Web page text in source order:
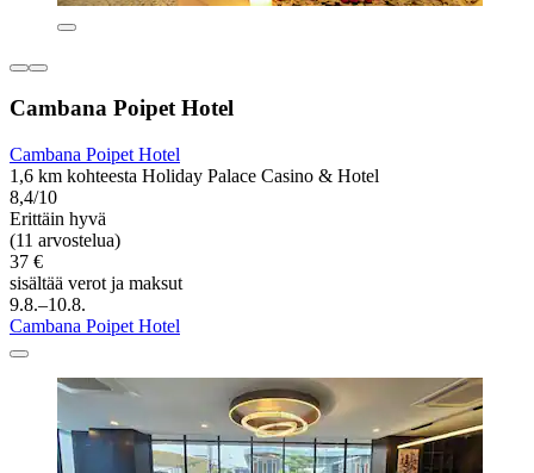
Cambana Poipet Hotel
Cambana Poipet Hotel
1,6 km kohteesta Holiday Palace Casino & Hotel
8,4/10
Erittäin hyvä
(11 arvostelua)
37 €
sisältää verot ja maksut
9.8.–10.8.
Cambana Poipet Hotel